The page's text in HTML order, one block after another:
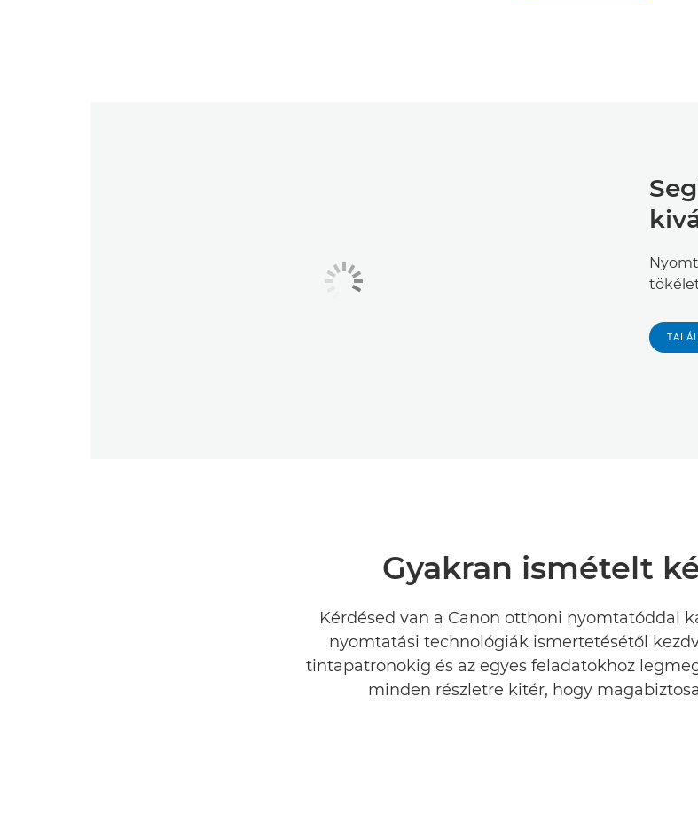
Gyakran ismételt
Kérdésed van a Canon otthoni nyomtatóddal
nyomtatási technológiák ismertetésétől
tintapatronokig és az egyes feladatokhoz
minden részletre kitér, hogy